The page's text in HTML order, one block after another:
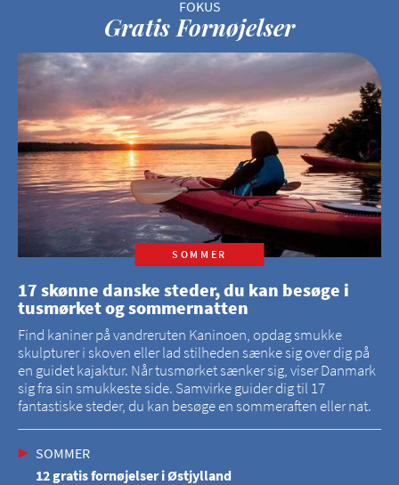
Gratis Fornøjelser
SOMMER
17 skønne danske steder, du kan besøge i
tusmørket og sommernatten
Find kaniner på vandreruten Kaninoen, opdag smukke
skulpturer i skoven eller lad stilheden sænke sig over dig på
en guidet kajaktur. Når tusmørket sænker sig, viser Danmark
sig fra sin smukkeste side. Samvirke guider dig til 17
fantastiske steder, du kan besøge en sommeraften eller nat.
SOMMER
12 gratis fornøjelser i Østjylland